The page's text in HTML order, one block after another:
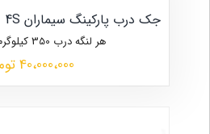
جک درب پارکینگ سیماران 4S
هر لنگه درب 350 کیلوگرم و 2.5 متر
40،000،000 تومان